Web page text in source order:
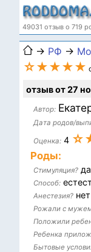
49031 отзыв о 719
→ РФ →
☆★★★★
отзыв от 27
Автор:
Дата родов/
Оценка: 4
Роды:
Стимуляция? да
Способ:
Анестезия? нет
Рожали с
Положили
Ребенка
Бытовые